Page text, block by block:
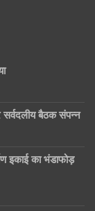
बैठक संपन्न
इकाई का भंडाफोड़